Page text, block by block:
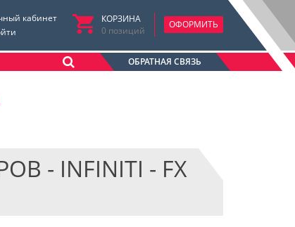
кабинет
КОРЗИНА
0 позиций
ОФОРМИТЬ
ОБРАТНАЯ СВЯЗЬ
- INFINITI - FX